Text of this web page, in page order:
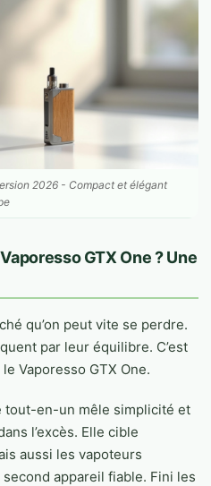
2026 - Compact et élégant
GTX One ? Une
qu’on peut vite se perdre.
par leur équilibre. C’est
Vaporesso GTX One.
tout-en-un mêle simplicité et
l’excès. Elle cible
aussi les vapoteurs
appareil fiable. Fini les